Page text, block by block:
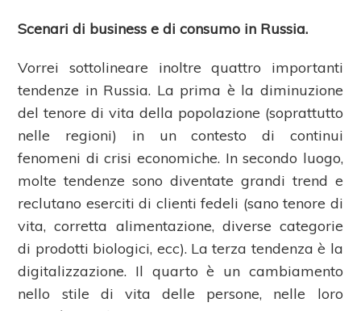
Scenari di business e di consumo in Russia.
Vorrei sottolineare inoltre quattro importanti
tendenze in Russia. La prima è la diminuzione
del tenore di vita della popolazione (soprattutto
nelle regioni) in un contesto di continui
fenomeni di crisi economiche. In secondo luogo,
molte tendenze sono diventate grandi trend e
reclutano eserciti di clienti fedeli (sano tenore di
vita, corretta alimentazione, diverse categorie
di prodotti biologici, ecc). La terza tendenza è la
digitalizzazione. Il quarto è un cambiamento
nello stile di vita delle persone, nelle loro